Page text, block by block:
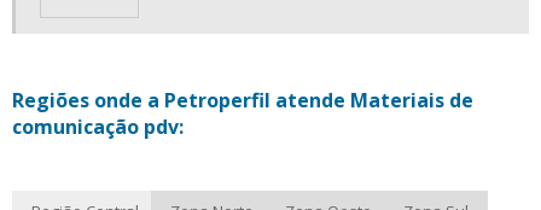
PORTA ETIQUETAS PARA LOJA
PORTA ETIQUETAS PARA PRATELEIRAS
Regiões onde a Petroperfil atende Materiais de
comunicação pdv: